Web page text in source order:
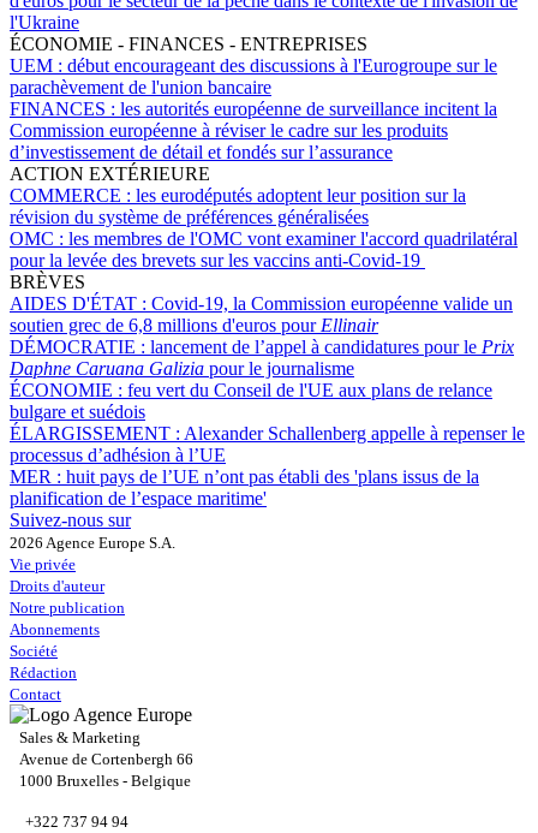
l'Ukraine
ÉCONOMIE - FINANCES - ENTREPRISES
UEM : début encourageant des discussions à l'Eurogroupe sur le
parachèvement de l'union bancaire
FINANCES : les autorités européenne de surveillance incitent la
Commission européenne à réviser le cadre sur les produits
d’investissement de détail et fondés sur l’assurance
ACTION EXTÉRIEURE
COMMERCE : les eurodéputés adoptent leur position sur la
révision du système de préférences généralisées
OMC : les membres de l'OMC vont examiner l'accord quadrilatéral
pour la levée des brevets sur les vaccins anti-Covid-19
BRÈVES
AIDES D'ÉTAT : Covid-19, la Commission européenne valide un
soutien grec de 6,8 millions d'euros pour Ellinair
DÉMOCRATIE : lancement de l’appel à candidatures pour le Prix
Daphne Caruana Galizia pour le journalisme
ÉCONOMIE : feu vert du Conseil de l'UE aux plans de relance
bulgare et suédois
ÉLARGISSEMENT : Alexander Schallenberg appelle à repenser le
processus d’adhésion à l’UE
MER : huit pays de l’UE n’ont pas établi des 'plans issus de la
planification de l’espace maritime'
Suivez-nous sur
2026 Agence Europe S.A.
Vie privée
Droits d'auteur
Notre publication
Abonnements
Société
Rédaction
Contact
Sales & Marketing
Avenue de Cortenbergh 66
1000 Bruxelles - Belgique
+322 737 94 94